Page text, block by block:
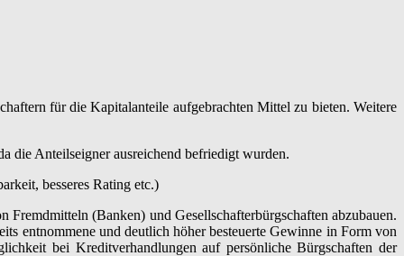
für die Kapitalanteile aufgebrachten Mittel zu bieten. Weitere
die Anteilseigner ausreichend befriedigt wurden.
besseres Rating etc.)
(Banken) und Gesellschafterbürgschaften abzubauen.
entnommene und deutlich höher besteuerte Gewinne in Form von
bei Kreditverhandlungen auf persönliche Bürgschaften der